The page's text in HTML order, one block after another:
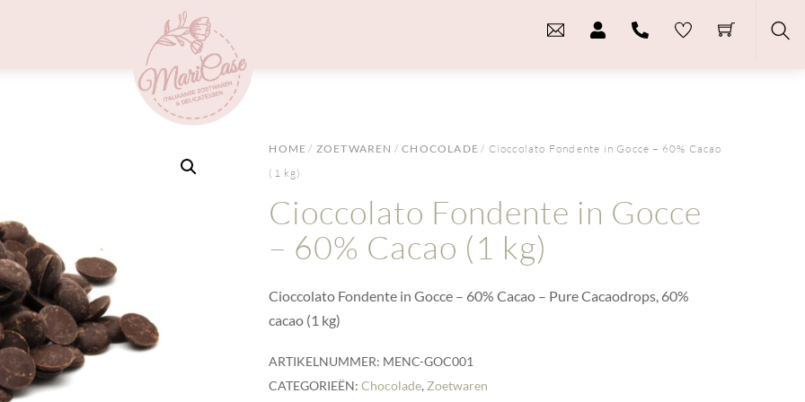
Menu
HOME / ZOETWAREN /CHOCOLADE / Cioccolato Fondente in Gocce – 60% Cacao
(1 kg)
Cioccolato Fondente in Gocce
– 60% Cacao (1 kg)
Cioccolato Fondente in Gocce – 60% Cacao – Pure Cacaodrops, 60%
cacao (1 kg)
ARTIKELNUMMER: MENC-GOC001
CATEGORIEËN:Chocolade, Zoetwaren